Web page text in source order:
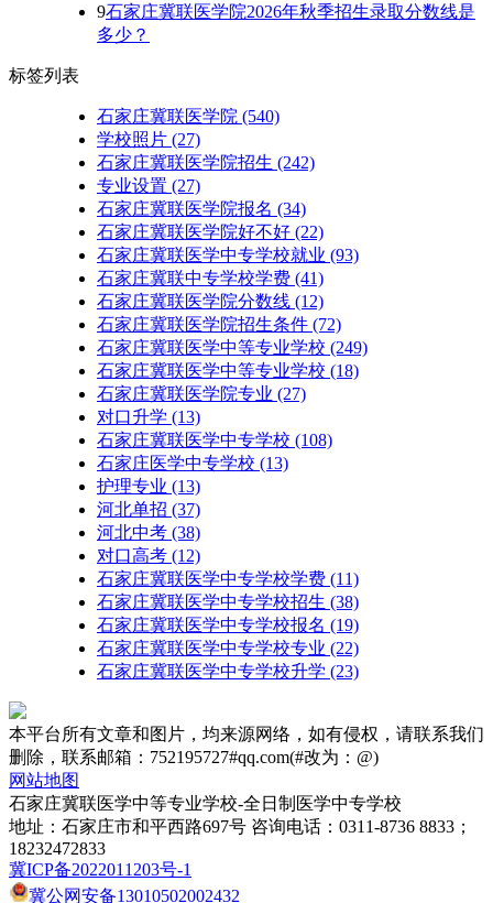
9石家庄冀联医学院2026年秋季招生录取分数线是
多少？
标签列表
石家庄冀联医学院 (540)
学校照片 (27)
石家庄冀联医学院招生 (242)
专业设置 (27)
石家庄冀联医学院报名 (34)
石家庄冀联医学院好不好 (22)
石家庄冀联医学中专学校就业 (93)
石家庄冀联中专学校学费 (41)
石家庄冀联医学院分数线 (12)
石家庄冀联医学院招生条件 (72)
石家庄冀联医学中等专业学校 (249)
石家庄冀联医学中等专业学校​ (18)
石家庄冀联医学院专业 (27)
对口升学 (13)
石家庄冀联医学中专学校 (108)
石家庄医学中专学校 (13)
护理专业 (13)
河北单招 (37)
河北中考 (38)
对口高考 (12)
石家庄冀联医学中专学校学费 (11)
石家庄冀联医学中专学校招生 (38)
石家庄冀联医学中专学校报名 (19)
石家庄冀联医学中专学校专业 (22)
石家庄冀联医学中专学校升学 (23)
本平台所有文章和图片，均来源网络，如有侵权，请联系我们
删除，联系邮箱：752195727#qq.com(#改为：@)
网站地图
石家庄冀联医学中等专业学校-全日制医学中专学校
地址：石家庄市和平西路697号 咨询电话：0311-8736 8833；
18232472833
冀ICP备2022011203号-1
冀公网安备13010502002432